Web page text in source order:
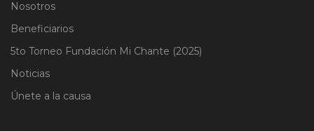
Nosotros
Beneficiarios
5to Torneo Fundación Mi Chante (2025)
Noticias
Únete a la causa